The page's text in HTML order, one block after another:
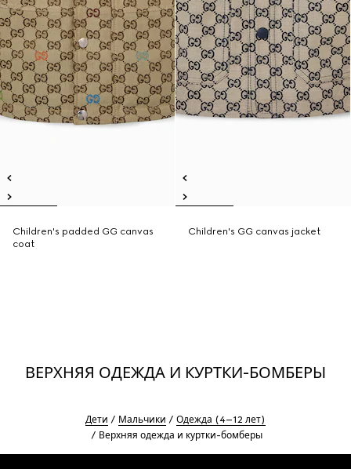
Children's padded GG canvas
coat
Children's GG canvas jacket
ВЕРХНЯЯ ОДЕЖДА И КУРТКИ-БОМБЕРЫ
Дети Мальчики
Одежда (4–12 лет)
Верхняя одежда и куртки-бомберы